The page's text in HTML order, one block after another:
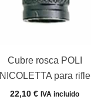
Cubre rosca POLI
NICOLETTA para rifle
22,10€ IVA incluido